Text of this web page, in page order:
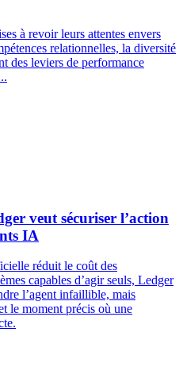
à revoir leurs attentes envers
relationnelles, la diversité
des leviers de performance
veut sécuriser l’action
IA
réduit le coût des
capables d’agir seuls, Ledger
l’agent infaillible, mais
le moment précis où une